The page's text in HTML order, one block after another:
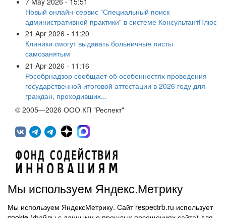
Новый онлайн-сервис "Специальный поиск
административной практики" в системе КонсультантПлюс
21 Apr 2026 - 11:20
Клиники смогут выдавать больничные листы
самозанятым
21 Apr 2026 - 11:16
Рособрнадзор сообщает об особенностях проведения
государственной итоговой аттестации в 2026 году для
граждан, проходивших...
© 2005—2026 ООО КП "Респект"
450071, г.Уфа, ул. 50 лет СССР, д.48 корп.1, офис 307
Мы используем Яндекс.Метрику
Мы используем ЯндексМетрику. Сайт respectrb.ru использует